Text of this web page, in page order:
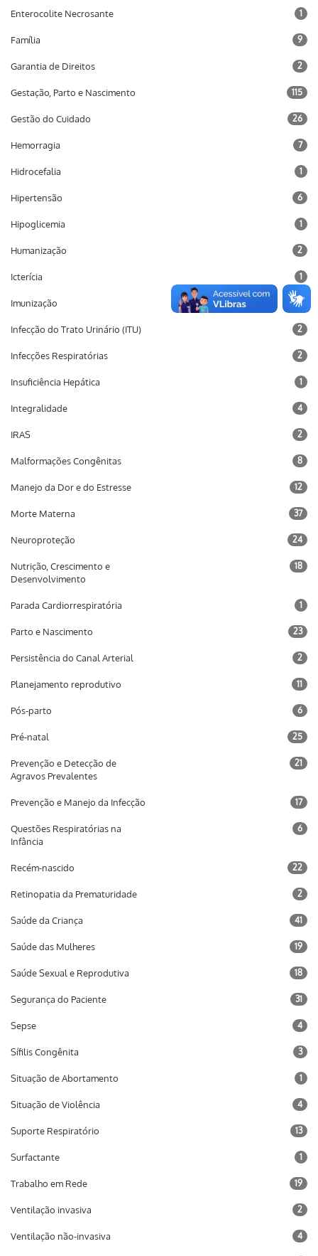
Enterocolite Necrosante 1
Família 9
Garantia de Direitos 2
Gestação, Parto e Nascimento 115
Gestão do Cuidado 26
Hemorragia 7
Hidrocefalia 1
Hipertensão 6
Hipoglicemia 1
Humanização 2
Icterícia 1
Imunização 10
Infecção do Trato Urinário (ITU) 2
Infecções Respiratórias 2
Insuficiência Hepática 1
Integralidade 4
IRAS 2
Malformações Congênitas 8
Manejo da Dor e do Estresse 12
Morte Materna 37
Neuroproteção 24
Nutrição, Crescimento e
Desenvolvimento
18
Parada Cardiorrespiratória 1
Parto e Nascimento 23
Persistência do Canal Arterial 2
Planejamento reprodutivo 11
Pós-parto 6
Pré-natal 25
Prevenção e Detecção de
Agravos Prevalentes
21
Prevenção e Manejo da Infecção 17
Questões Respiratórias na
Infância
6
Recém-nascido 22
Retinopatia da Prematuridade 2
Saúde da Criança 41
Saúde das Mulheres 19
Saúde Sexual e Reprodutiva 18
Segurança do Paciente 31
Sepse 4
Sífilis Congênita 3
Situação de Abortamento 1
Situação de Violência 4
Suporte Respiratório 13
Surfactante 1
Trabalho em Rede 19
Ventilação invasiva 2
Ventilação não-invasiva 4